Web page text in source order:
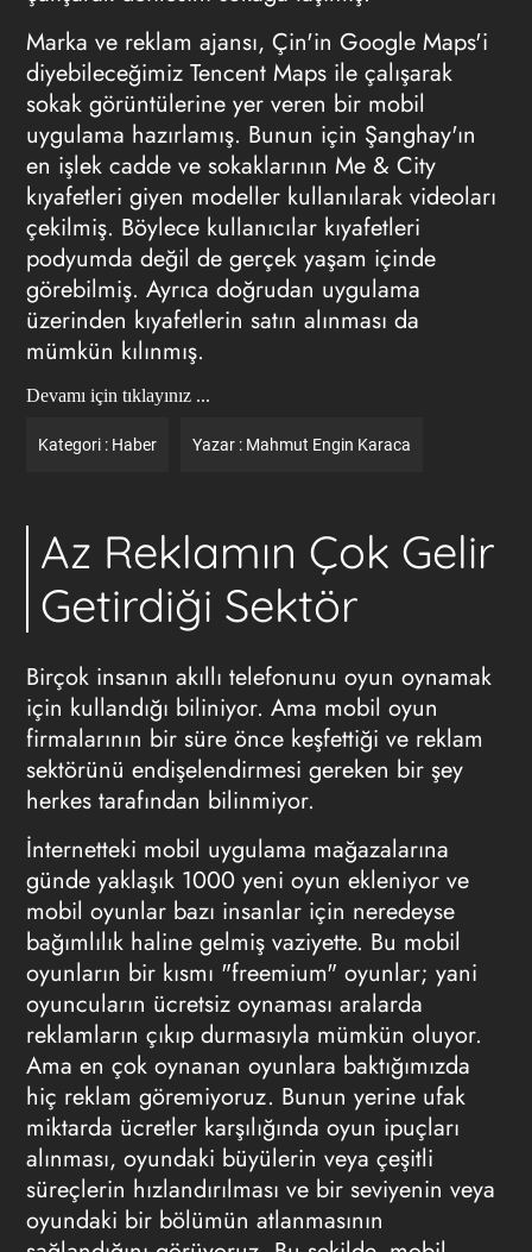
Marka ve reklam ajansı, Çin'in Google Maps'i
diyebileceğimiz Tencent Maps ile çalışarak
sokak görüntülerine yer veren bir mobil
uygulama hazırlamış. Bunun için Şanghay'ın
en işlek cadde ve sokaklarının Me & City
kıyafetleri giyen modeller kullanılarak videoları
çekilmiş. Böylece kullanıcılar kıyafetleri
podyumda değil de gerçek yaşam içinde
görebilmiş. Ayrıca doğrudan uygulama
üzerinden kıyafetlerin satın alınması da
mümkün kılınmış.
Devamı için tıklayınız ...
Kategori : Haber Yazar : Mahmut Engin Karaca
Az Reklamın Çok Gelir
Getirdiği Sektör
Birçok insanın akıllı telefonunu oyun oynamak
için kullandığı biliniyor. Ama mobil oyun
firmalarının bir süre önce keşfettiği ve reklam
sektörünü endişelendirmesi gereken bir şey
herkes tarafından bilinmiyor.
İnternetteki mobil uygulama mağazalarına
günde yaklaşık 1000 yeni oyun ekleniyor ve
mobil oyunlar bazı insanlar için neredeyse
bağımlılık haline gelmiş vaziyette. Bu mobil
oyunların bir kısmı "freemium" oyunlar; yani
oyuncuların ücretsiz oynaması aralarda
reklamların çıkıp durmasıyla mümkün oluyor.
Ama en çok oynanan oyunlara baktığımızda
hiç reklam göremiyoruz. Bunun yerine ufak
miktarda ücretler karşılığında oyun ipuçları
alınması, oyundaki büyülerin veya çeşitli
süreçlerin hızlandırılması ve bir seviyenin veya
oyundaki bir bölümün atlanmasının